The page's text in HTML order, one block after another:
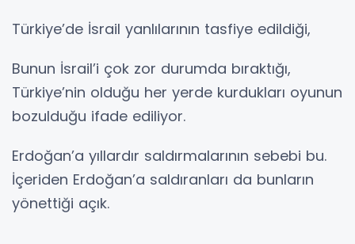
Türkiye’de İsrail yanlılarının tasfiye edildiği,
Bunun İsrail’i çok zor durumda bıraktığı,
Türkiye’nin olduğu her yerde kurdukları oyunun
bozulduğu ifade ediliyor.
Erdoğan’a yıllardır saldırmalarının sebebi bu.
İçeriden Erdoğan’a saldıranları da bunların
yönettiği açık.